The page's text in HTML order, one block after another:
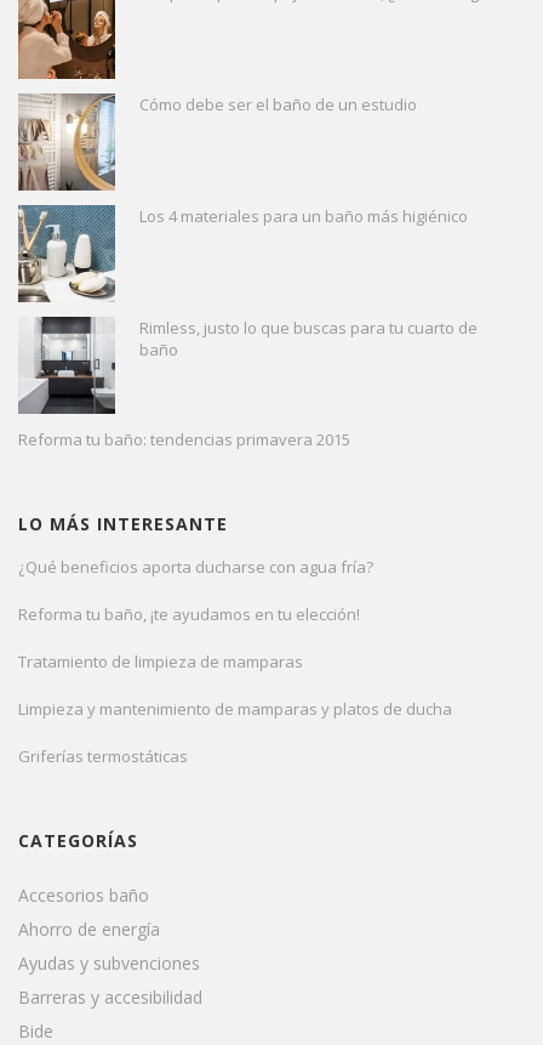
Cómo debe ser el baño de un estudio
Los 4 materiales para un baño más higiénico
Rimless, justo lo que buscas para tu cuarto de
baño
Reforma tu baño: tendencias primavera 2015
LO MÁS INTERESANTE
¿Qué beneficios aporta ducharse con agua fría?
Reforma tu baño, ¡te ayudamos en tu elección!
Tratamiento de limpieza de mamparas
Limpieza y mantenimiento de mamparas y platos de ducha
Griferías termostáticas
CATEGORÍAS
Accesorios baño
Ahorro de energía
Ayudas y subvenciones
Barreras y accesibilidad
Bide